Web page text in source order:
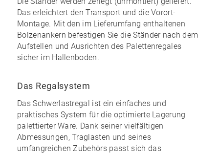
Das erleichtert den Transport und die Vorort-
Montage. Mit den im Lieferumfang enthaltenen
Bolzenankern befestigen Sie die Ständer nach dem
Aufstellen und Ausrichten des Palettenregales
sicher im Hallenboden.
Das Regalsystem
Das Schwerlastregal ist ein einfaches und
praktisches System für die optimierte Lagerung
palettierter Ware. Dank seiner vielfältigen
Abmessungen, Traglasten und seines
umfangreichen Zubehörs passt sich das